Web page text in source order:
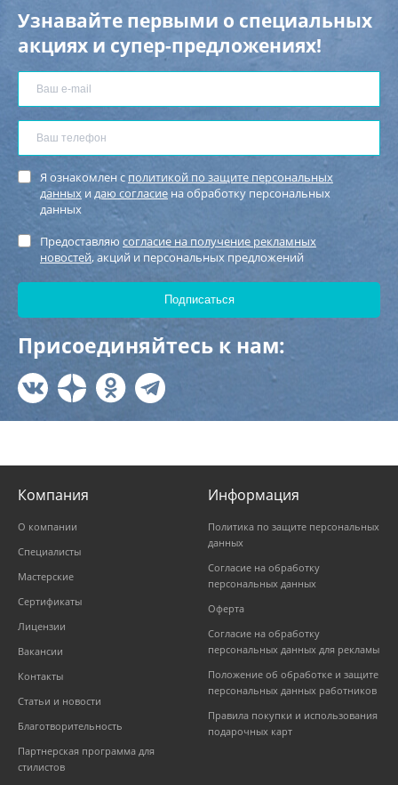
Узнавайте первыми о специальных
акциях и супер-предложениях!
Я ознакомлен с политикой по защите персональных
данных идаю согласие на обработку персональных
данных
Предоставляю согласие на получение рекламных
новостей, акций и персональных предложений
Присоединяйтесь к нам:
Компания
О компании
Специалисты
Мастерские
Сертификаты
Лицензии
Вакансии
Контакты
Статьи и новости
Благотворительность
Партнерская программа для
стилистов
Информация
Политика по защите персональных
данных
Согласие на обработку
персональных данных
Оферта
Согласие на обработку
персональных данных для рекламы
Положение об обработке и защите
персональных данных работников
Правила покупки и использования
подарочных карт